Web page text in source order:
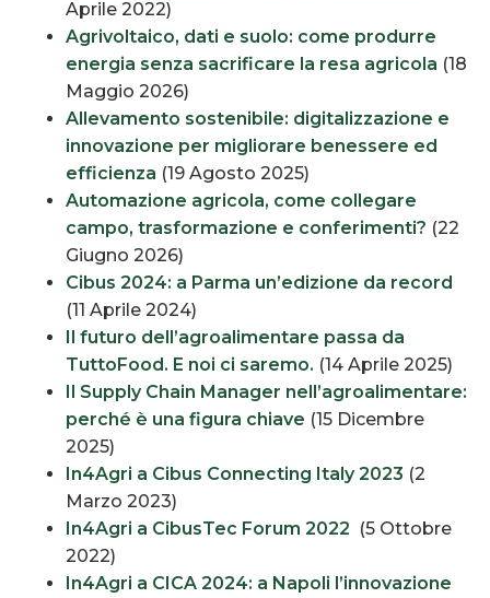
Aprile 2022)
Agrivoltaico, dati e suolo: come produrre
energia senza sacrificare la resa agricola (18
Maggio 2026)
Allevamento sostenibile: digitalizzazione e
innovazione per migliorare benessere ed
efficienza (19 Agosto 2025)
Automazione agricola, come collegare
campo, trasformazione e conferimenti? (22
Giugno 2026)
Cibus 2024: a Parma un’edizione da record
(11 Aprile 2024)
Il futuro dell’agroalimentare passa da
TuttoFood. E noi ci saremo. (14 Aprile 2025)
Il Supply Chain Manager nell’agroalimentare:
perché è una figura chiave (15 Dicembre
2025)
In4Agri a Cibus Connecting Italy 2023 (2
Marzo 2023)
In4Agri a CibusTec Forum 2022 (5 Ottobre
2022)
In4Agri a CICA 2024: a Napoli l’innovazione